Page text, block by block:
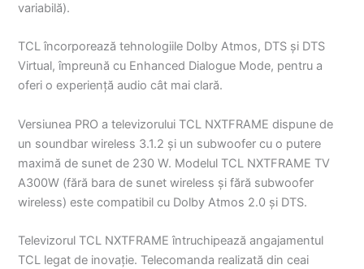
variabilă).
TCL încorporează tehnologiile Dolby Atmos, DTS și DTS
Virtual, împreună cu Enhanced Dialogue Mode, pentru a
oferi o experiență audio cât mai clară.
Versiunea PRO a televizorului TCL NXTFRAME dispune de
un soundbar wireless 3.1.2 și un subwoofer cu o putere
maximă de sunet de 230 W. Modelul TCL NXTFRAME TV
A300W (fără bara de sunet wireless și fără subwoofer
wireless) este compatibil cu Dolby Atmos 2.0 și DTS.
Televizorul TCL NXTFRAME întruchipează angajamentul
TCL legat de inovație. Telecomanda realizată din ceai